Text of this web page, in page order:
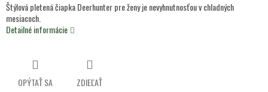
Štýlová pletená čiapka Deerhunter pre ženy je nevyhnutnosťou v chladných
mesiacoch.
Detailné informácie
OPÝTAŤ SA ZDIEĽAŤ